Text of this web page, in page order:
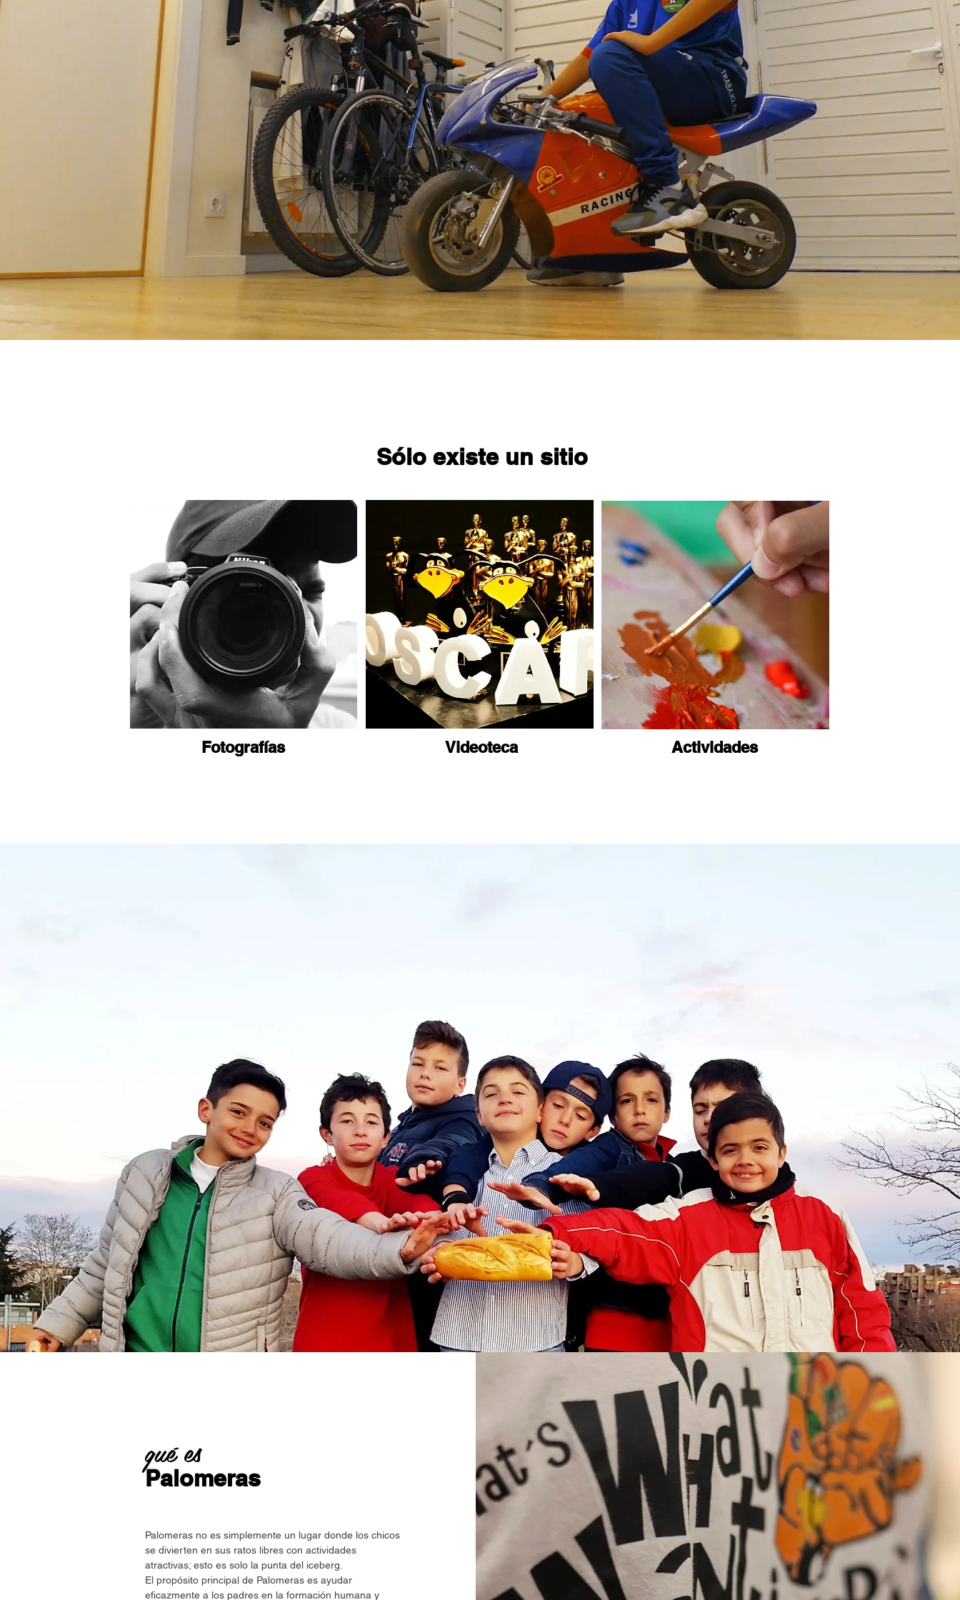
Sólo existe un sitio
Fotografías Videoteca Actividades
qué es
Palomeras
Palomeras no es simplemente un lugar donde los chicos
se divierten en sus ratos libres con actividades
atractivas; esto es solo la punta del iceberg.
El propósito principal de Palomeras es ayudar
eficazmente a los padres en la formación humana y